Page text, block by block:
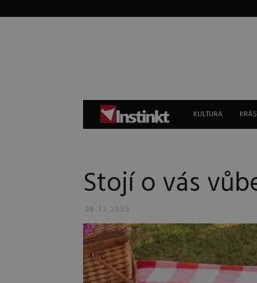
Instinkt
KULTURA
Stojí o vás
28.12.2025